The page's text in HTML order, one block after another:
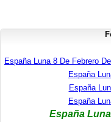
España Luna 8 De Febrero
España
España
España
España